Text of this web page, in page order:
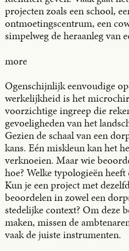
projecten zoals een school,
ontmoetingscentrum, een
simpelweg de heraanleg van
more
Ogenschijnlijk eenvoudige
werkelijkheid is het
voorzichtige ingreep die
gevoeligheden van het
Gezien de schaal van een
kans. Eén miskleun kan het
verknoeien. Maar wie
hoe? Welke typologieën
Kun je een project met
beoordelen in zowel een
stedelijke context? Om deze
maken, missen de
vaak de juiste instrumenten.